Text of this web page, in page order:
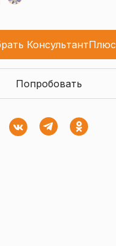
КонсультантПлюс
Попробовать